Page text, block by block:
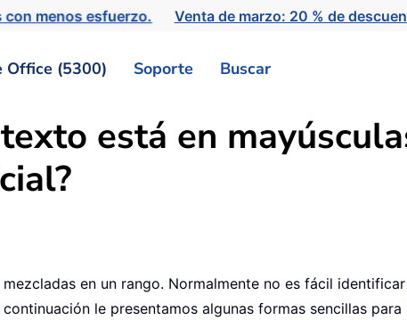
con menos esfuerzo. Venta de marzo: 20 % de
Office (5300) Soporte Buscar
está en
en un rango. Normalmente no es fácil
le presentamos algunas formas sencillas